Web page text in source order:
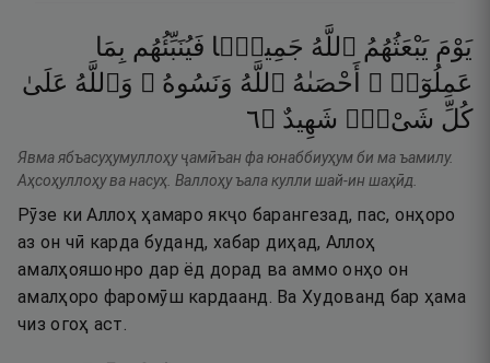
يَوْمَ يَبْعَثُهُمُ ٱللَّهُ جَمِيعًۭا فَيُنَبِّئُهُم بِمَا
عَمِلُوٓا۟ ۚ
أَحْصَىٰهُ ٱللَّهُ وَنَسُوهُ ۚ وَٱللَّهُ عَلَىٰ
كُلِّ شَىْءٍۢ شَهِيدٌ ۝٦
Явма ябъасуҳумуллоҳу ҷамӣъан фа юнаббиуҳум би ма ъамилу.
Аҳсоҳуллоҳу ва насуҳ. Валлоҳу ъала кулли шай-ин шаҳӣд.
Рӯзе ки Аллоҳ ҳамаро якҷо барангезад, пас, онҳоро
аз он чӣ карда буданд, хабар диҳад, Аллоҳ
амалҳояшонро дар ёд дорад ва аммо онҳо он
амалҳоро фаромӯш кардаанд. Ва Худованд бар ҳама
чиз огоҳ аст.